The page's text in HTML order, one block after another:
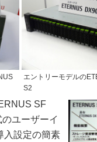
エントリーモデルの
S2
SF
ユーザーイ
入設定の簡素